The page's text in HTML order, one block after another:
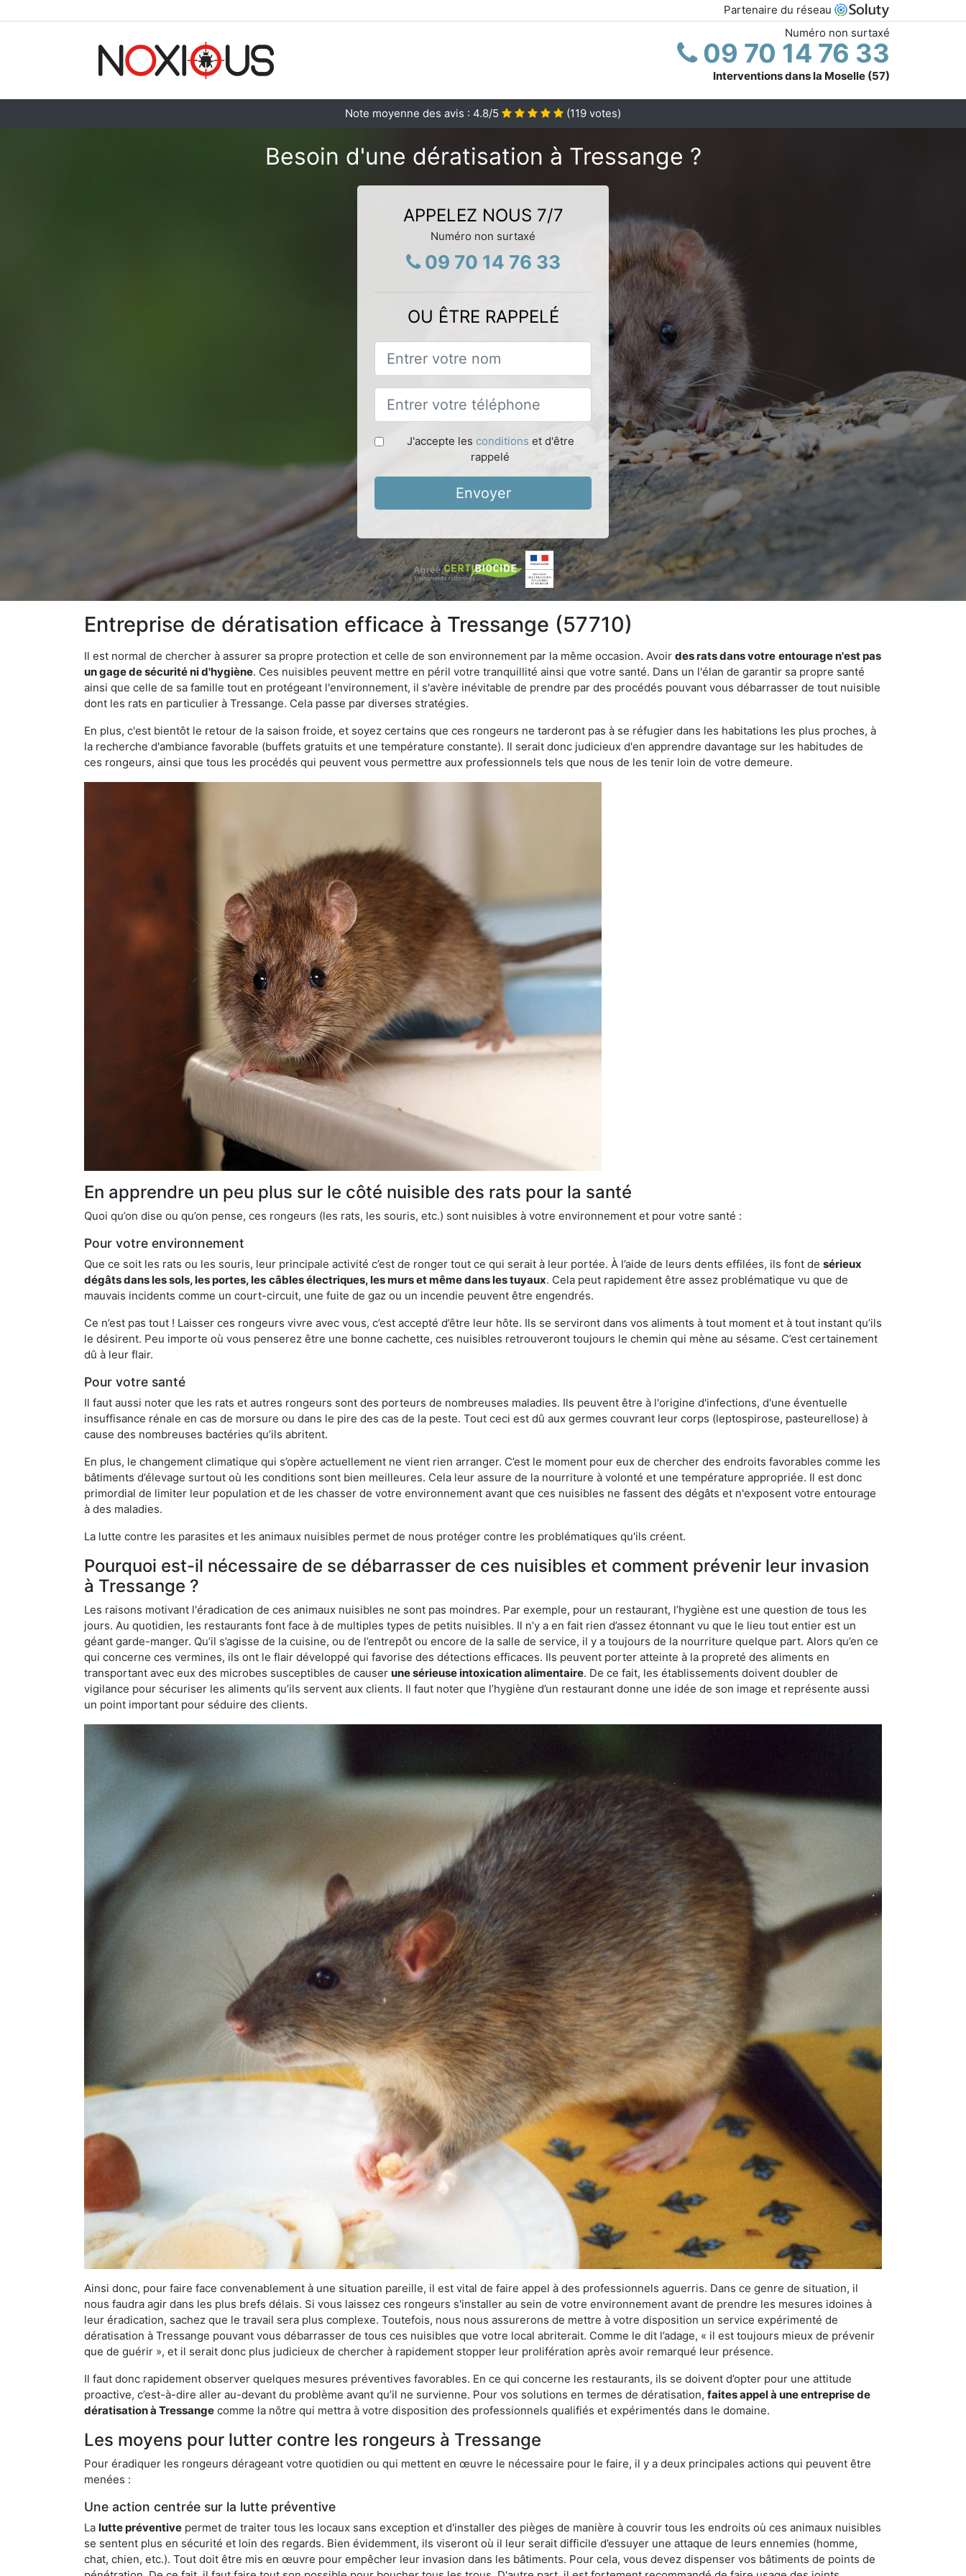
Partenaire du réseau
Numéro non surtaxé
09 70 14 76 33
Interventions dans la Moselle (57)
Note moyenne des avis : 4.8/5 (119 votes)
Besoin d'une dératisation à Tressange ?
APPELEZ NOUS 7/7
Numéro non surtaxé
09 70 14 76 33
OU ÊTRE RAPPELÉ
J'accepte les conditions et d'être
rappelé
Envoyer
Entreprise de dératisation efficace à Tressange (57710)
Il est normal de chercher à assurer sa propre protection et celle de son environnement par la même occasion. Avoir des rats dans votre entourage n'est pas
un gage de sécurité ni d'hygiène. Ces nuisibles peuvent mettre en péril votre tranquillité ainsi que votre santé. Dans un l'élan de garantir sa propre santé
ainsi que celle de sa famille tout en protégeant l'environnement, il s'avère inévitable de prendre par des procédés pouvant vous débarrasser de tout nuisible
dont les rats en particulier à Tressange. Cela passe par diverses stratégies.
En plus, c'est bientôt le retour de la saison froide, et soyez certains que ces rongeurs ne tarderont pas à se réfugier dans les habitations les plus proches, à
la recherche d'ambiance favorable (buffets gratuits et une température constante). Il serait donc judicieux d'en apprendre davantage sur les habitudes de
ces rongeurs, ainsi que tous les procédés qui peuvent vous permettre aux professionnels tels que nous de les tenir loin de votre demeure.
En apprendre un peu plus sur le côté nuisible des rats pour la santé
Quoi qu’on dise ou qu’on pense, ces rongeurs (les rats, les souris, etc.) sont nuisibles à votre environnement et pour votre santé :
Pour votre environnement
Que ce soit les rats ou les souris, leur principale activité c’est de ronger tout ce qui serait à leur portée. À l’aide de leurs dents effilées, ils font de sérieux
dégâts dans les sols, les portes, les câbles électriques, les murs et même dans les tuyaux. Cela peut rapidement être assez problématique vu que de
mauvais incidents comme un court-circuit, une fuite de gaz ou un incendie peuvent être engendrés.
Ce n’est pas tout ! Laisser ces rongeurs vivre avec vous, c’est accepté d’être leur hôte. Ils se serviront dans vos aliments à tout moment et à tout instant qu’ils
le désirent. Peu importe où vous penserez être une bonne cachette, ces nuisibles retrouveront toujours le chemin qui mène au sésame. C’est certainement
dû à leur flair.
Pour votre santé
Il faut aussi noter que les rats et autres rongeurs sont des porteurs de nombreuses maladies. Ils peuvent être à l'origine d'infections, d'une éventuelle
insuffisance rénale en cas de morsure ou dans le pire des cas de la peste. Tout ceci est dû aux germes couvrant leur corps (leptospirose, pasteurellose) à
cause des nombreuses bactéries qu’ils abritent.
En plus, le changement climatique qui s’opère actuellement ne vient rien arranger. C’est le moment pour eux de chercher des endroits favorables comme les
bâtiments d’élevage surtout où les conditions sont bien meilleures. Cela leur assure de la nourriture à volonté et une température appropriée. Il est donc
primordial de limiter leur population et de les chasser de votre environnement avant que ces nuisibles ne fassent des dégâts et n'exposent votre entourage
à des maladies.
La lutte contre les parasites et les animaux nuisibles permet de nous protéger contre les problématiques qu'ils créent.
Pourquoi est-il nécessaire de se débarrasser de ces nuisibles et comment prévenir leur invasion
à Tressange ?
Les raisons motivant l'éradication de ces animaux nuisibles ne sont pas moindres. Par exemple, pour un restaurant, l’hygiène est une question de tous les
jours. Au quotidien, les restaurants font face à de multiples types de petits nuisibles. Il n’y a en fait rien d’assez étonnant vu que le lieu tout entier est un
géant garde-manger. Qu’il s’agisse de la cuisine, ou de l’entrepôt ou encore de la salle de service, il y a toujours de la nourriture quelque part. Alors qu’en ce
qui concerne ces vermines, ils ont le flair développé qui favorise des détections efficaces. Ils peuvent porter atteinte à la propreté des aliments en
transportant avec eux des microbes susceptibles de causer une sérieuse intoxication alimentaire. De ce fait, les établissements doivent doubler de
vigilance pour sécuriser les aliments qu’ils servent aux clients. Il faut noter que l’hygiène d’un restaurant donne une idée de son image et représente aussi
un point important pour séduire des clients.
Ainsi donc, pour faire face convenablement à une situation pareille, il est vital de faire appel à des professionnels aguerris. Dans ce genre de situation, il
nous faudra agir dans les plus brefs délais. Si vous laissez ces rongeurs s'installer au sein de votre environnement avant de prendre les mesures idoines à
leur éradication, sachez que le travail sera plus complexe. Toutefois, nous nous assurerons de mettre à votre disposition un service expérimenté de
dératisation à Tressange pouvant vous débarrasser de tous ces nuisibles que votre local abriterait. Comme le dit l’adage, « il est toujours mieux de prévenir
que de guérir », et il serait donc plus judicieux de chercher à rapidement stopper leur prolifération après avoir remarqué leur présence.
Il faut donc rapidement observer quelques mesures préventives favorables. En ce qui concerne les restaurants, ils se doivent d’opter pour une attitude
proactive, c’est-à-dire aller au-devant du problème avant qu’il ne survienne. Pour vos solutions en termes de dératisation, faites appel à une entreprise de
dératisation à Tressange comme la nôtre qui mettra à votre disposition des professionnels qualifiés et expérimentés dans le domaine.
Les moyens pour lutter contre les rongeurs à Tressange
Pour éradiquer les rongeurs dérageant votre quotidien ou qui mettent en œuvre le nécessaire pour le faire, il y a deux principales actions qui peuvent être
menées :
Une action centrée sur la lutte préventive
La lutte préventive permet de traiter tous les locaux sans exception et d'installer des pièges de manière à couvrir tous les endroits où ces animaux nuisibles
se sentent plus en sécurité et loin des regards. Bien évidemment, ils viseront où il leur serait difficile d’essuyer une attaque de leurs ennemies (homme,
chat, chien, etc.). Tout doit être mis en œuvre pour empêcher leur invasion dans les bâtiments. Pour cela, vous devez dispenser vos bâtiments de points de